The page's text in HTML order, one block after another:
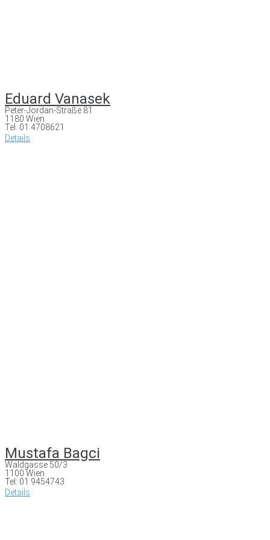
Eduard Vanasek
Peter-Jordan-Straße 81
1180 Wien
Tel: 01 4708621
Details
Mustafa Bagci
Waldgasse 50/3
1100 Wien
Tel: 01 9454743
Details